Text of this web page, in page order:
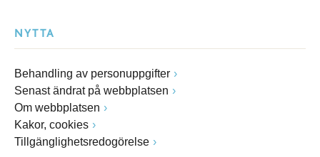
NYTTA
Behandling av personuppgifter
Senast ändrat på webbplatsen
Om webbplatsen
Kakor, cookies
Tillgänglighetsredogörelse